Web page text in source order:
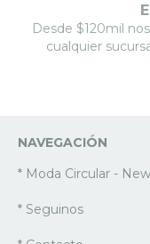
Desde $120mil
cualquier
NAVEGACIÓN
* Moda Circular -
* Seguinos